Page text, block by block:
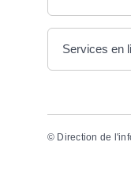
Services en
© Direction de